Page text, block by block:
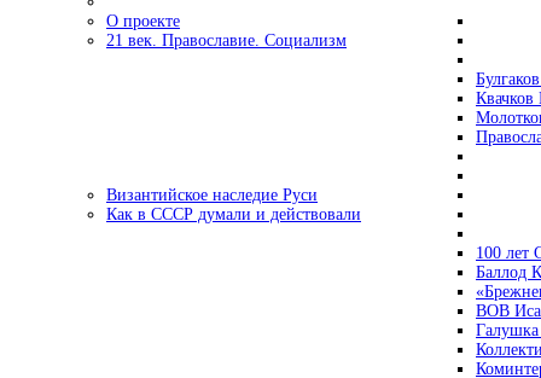
О проекте
21 век. Православие. Социализм
Византийское наследие Руси
Как в СССР думали и действовали
100 лет
Баллод
ВОВ